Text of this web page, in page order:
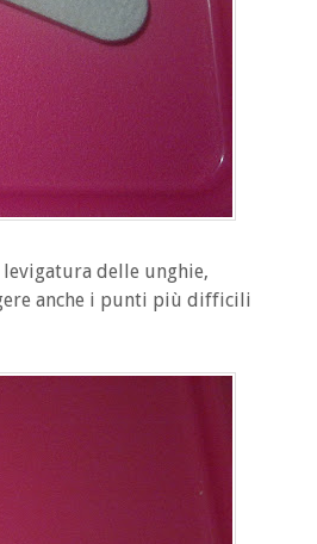
delle unghie,
anche i punti più difficili